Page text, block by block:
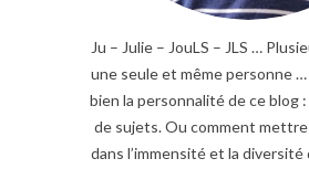
Ju – Julie – JouLS – JLS …
une seule et même personne
bien la personnalité de ce blog
de sujets. Ou comment
dans l’immensité et la